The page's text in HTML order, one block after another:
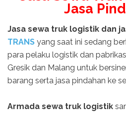
Jasa
Jasa sewa truk logistik dan
TRANS yang saat ini sedang
para pelaku logistik dan
Gresik dan Malang untuk
barang serta jasa pindahan ke
Armada sewa truk logistik